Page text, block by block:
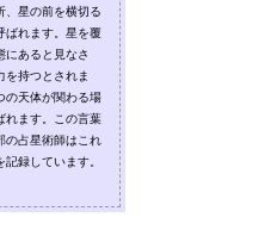
、星の前を横切る
ばれます。星を覆
にあると見なさ
を持つとされま
の天体が関わる場
れます。この言葉
の占星術師はこれ
録しています。